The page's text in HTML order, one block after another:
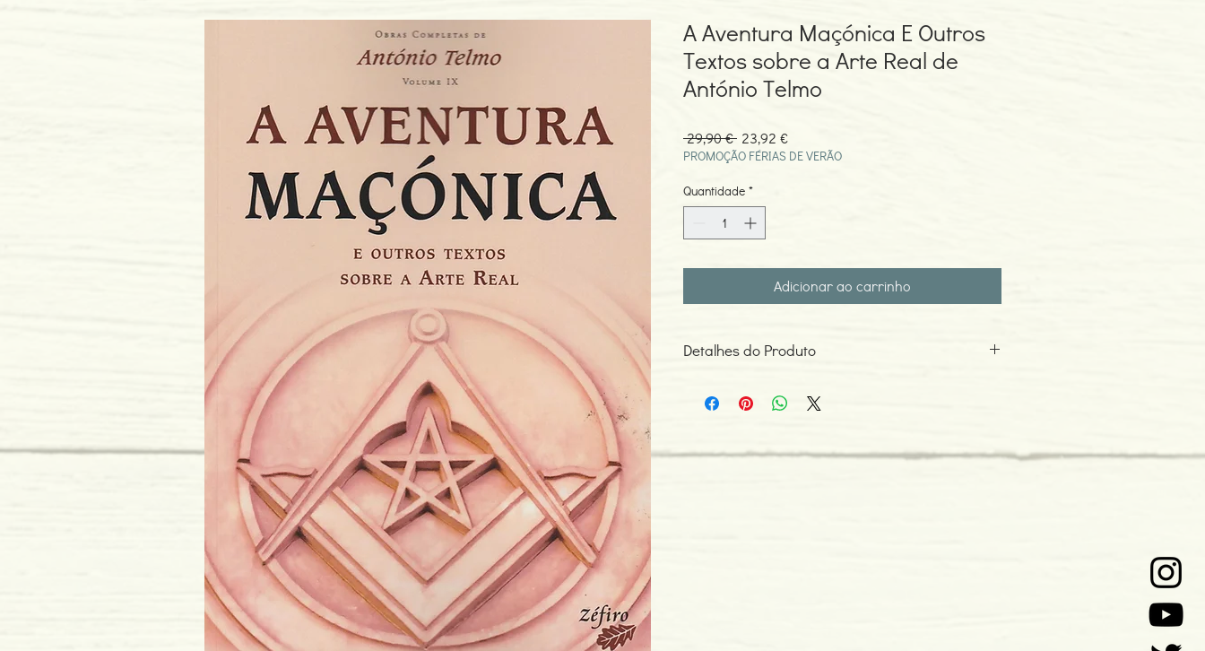
A Aventura Maçónica E Outros
Textos sobre a Arte Real de
António Telmo
29,90 € Preço
normal
23,92 €Preço
promocional
PROMOÇÃO FÉRIAS DE VERÃO
Quantidade *
Adicionar ao carrinho
Detalhes do Produto
ISBN: 9789896771621
Idioma: Português